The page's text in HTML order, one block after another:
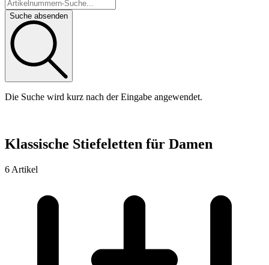
Suche absenden
Die Suche wird kurz nach der Eingabe angewendet.
Klassische Stiefeletten für Damen
6 Artikel